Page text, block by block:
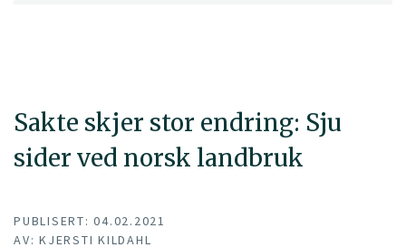
Sakte skjer stor endring: Sju
sider ved norsk landbruk
PUBLISERT: 04.02.2021
AV: KJERSTI KILDAHL